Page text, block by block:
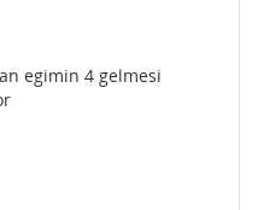
egimin 4 gelmesi